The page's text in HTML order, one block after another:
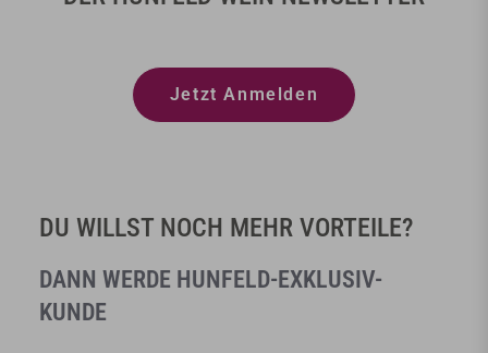
Jetzt Anmelden
DU WILLST NOCH MEHR VORTEILE?
DANN WERDE HUNFELD-EXKLUSIV-
KUNDE